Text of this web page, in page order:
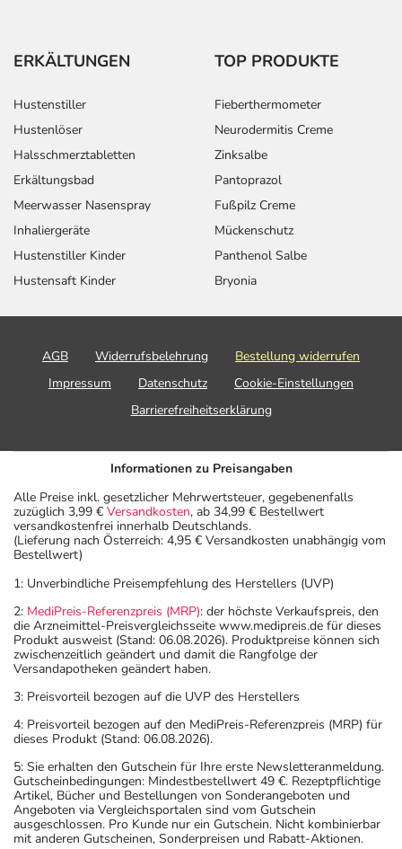
ERKÄLTUNGEN
Hustenstiller
Hustenlöser
Halsschmerztabletten
Erkältungsbad
Meerwasser Nasenspray
Inhaliergeräte
Hustenstiller Kinder
Hustensaft Kinder
TOP PRODUKTE
Fieberthermometer
Neurodermitis Creme
Zinksalbe
Pantoprazol
Fußpilz Creme
Mückenschutz
Panthenol Salbe
Bryonia
AGB Widerrufsbelehrung
Bestellung widerrufen
Impressum
Datenschutz
Cookie-Einstellungen
Barrierefreiheitserklärung
Informationen zu Preisangaben
Alle Preise inkl. gesetzlicher Mehrwertsteuer, gegebenenfalls
zuzüglich 3,99 € Versandkosten, ab 34,99 € Bestellwert
versandkostenfrei innerhalb Deutschlands.
(Lieferung nach Österreich: 4,95 € Versandkosten unabhängig vom
Bestellwert)
1: Unverbindliche Preisempfehlung des Herstellers (UVP)
2: MediPreis-Referenzpreis (MRP): der höchste Verkaufspreis, den
die Arzneimittel-Preisvergleichsseite www.medipreis.de für dieses
Produkt ausweist (Stand: 06.08.2026). Produktpreise können sich
zwischenzeitlich geändert und damit die Rangfolge der
Versandapotheken geändert haben.
3: Preisvorteil bezogen auf die UVP des Herstellers
4: Preisvorteil bezogen auf den MediPreis-Referenzpreis (MRP) für
dieses Produkt (Stand: 06.08.2026).
5: Sie erhalten den Gutschein für Ihre erste Newsletteranmeldung.
Gutscheinbedingungen: Mindestbestellwert 49 €. Rezeptpflichtige
Artikel, Bücher und Bestellungen von Sonderangeboten und
Angeboten via Vergleichsportalen sind vom Gutschein
ausgeschlossen. Pro Kunde nur ein Gutschein. Nicht kombinierbar
mit anderen Gutscheinen, Sonderpreisen und Rabatt-Aktionen.